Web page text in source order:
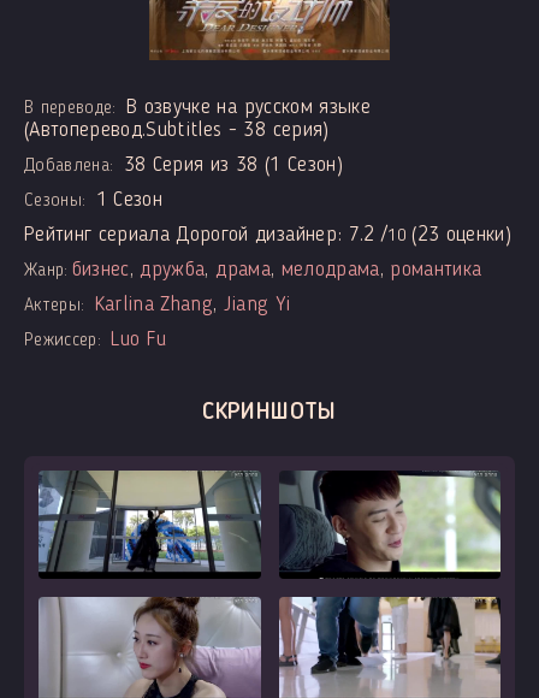
В переводе:
В озвучке на русском языке
(Автоперевод.Subtitles - 38 серия)
Добавлена: 38 Серия из 38 (1 Сезон)
Сезоны:
1 Сезон
Рейтинг сериала Дорогой дизайнер: 7.2 /10(23 оценки)
Жанр: бизнес, дружба, драма, мелодрама, романтика
Актеры: Karlina Zhang, Jiang Yi
Режиссер: Luo Fu
СКРИНШОТЫ